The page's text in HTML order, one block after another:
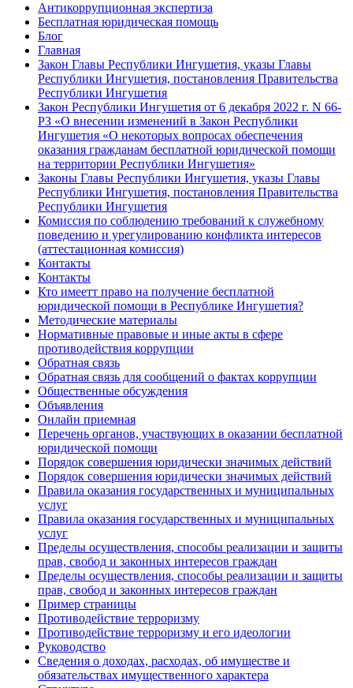
Антикоррупционная экспертиза
Бесплатная юридическая помощь
Блог
Главная
Закон Главы Республики Ингушетия, указы Главы
Республики Ингушетия, постановления Правительства
Республики Ингушетия
Закон Республики Ингушетия от 6 декабря 2022 г. N 66-
РЗ «О внесении изменений в Закон Республики
Ингушетия «О некоторых вопросах обеспечения
оказания гражданам бесплатной юридической помощи
на территории Республики Ингушетия»
Законы Главы Республики Ингушетия, указы Главы
Республики Ингушетия, постановления Правительства
Республики Ингушетия
Комиссия по соблюдению требований к служебному
поведению и урегулированию конфликта интересов
(аттестационная комиссия)
Контакты
Контакты
Кто имеетт право на получение бесплатной
юридической помощи в Республике Ингушетия?
Методические материалы
Нормативные правовые и иные акты в сфере
противодействия коррупции
Обратная связь
Обратная связь для сообщений о фактах коррупции
Общественные обсуждения
Объявления
Онлайн приемная
Перечень органов, участвующих в оказании бесплатной
юридической помощи
Порядок совершения юридически значимых действий
Порядок совершения юридически значимых действий
Правила оказания государственных и муниципальных
услуг
Правила оказания государственных и муниципальных
услуг
Пределы осуществления, способы реализации и защиты
прав, свобод и законных интересов граждан
Пределы осуществления, способы реализации и защиты
прав, свобод и законных интересов граждан
Пример страницы
Противодействие терроризму
Противодействие терроризму и его идеологии
Руководство
Сведения о доходах, расходах, об имуществе и
обязательствах имущественного характера